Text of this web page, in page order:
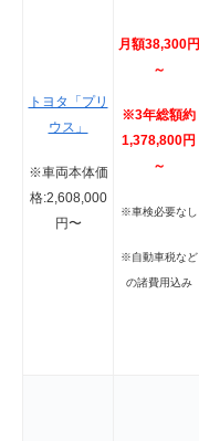
トヨタ「プリ
ウス」
※車両本体価
格:2,608,000
円〜
月額38,300円
～
※3年総額約
1,378,800円
～
※車検必要なし
※自動車税など
の諸費用込み